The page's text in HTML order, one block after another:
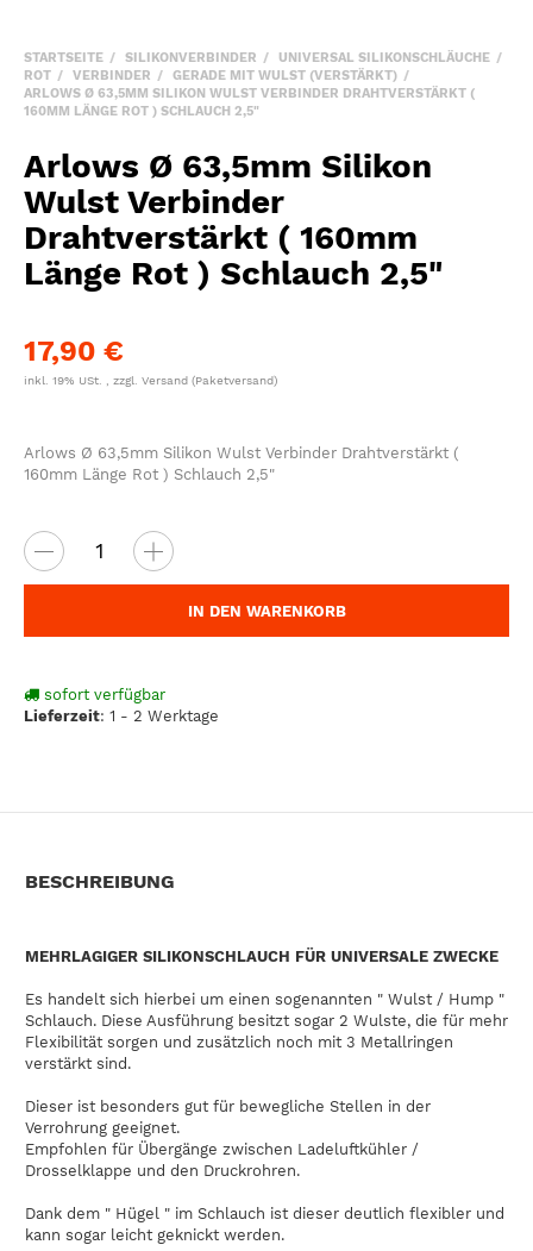
STARTSEITE SILIKONVERBINDER
UNIVERSAL SILIKONSCHLÄUCHE
ROT
VERBINDER
GERADE MIT WULST (VERSTÄRKT)
ARLOWS Ø 63,5MM SILIKON WULST VERBINDER DRAHTVERSTÄRKT (
160MM LÄNGE ROT ) SCHLAUCH 2,5"
Arlows Ø 63,5mm Silikon
Wulst Verbinder
Drahtverstärkt ( 160mm
Länge Rot ) Schlauch 2,5"
17,90 €
inkl. 19% USt. , zzgl. Versand (Paketversand)
Arlows Ø 63,5mm Silikon Wulst Verbinder Drahtverstärkt (
160mm Länge Rot ) Schlauch 2,5"
IN DEN WARENKORB
sofort verfügbar
Lieferzeit: 1 - 2 Werktage
BESCHREIBUNG
MEHRLAGIGER SILIKONSCHLAUCH FÜR UNIVERSALE ZWECKE
Es handelt sich hierbei um einen sogenannten " Wulst / Hump "
Schlauch. Diese Ausführung besitzt sogar 2 Wulste, die für mehr
Flexibilität sorgen und zusätzlich noch mit 3 Metallringen
verstärkt sind.
Dieser ist besonders gut für bewegliche Stellen in der
Verrohrung geeignet.
Empfohlen für Übergänge zwischen Ladeluftkühler /
Drosselklappe und den Druckrohren.
Dank dem " Hügel " im Schlauch ist dieser deutlich flexibler und
kann sogar leicht geknickt werden.